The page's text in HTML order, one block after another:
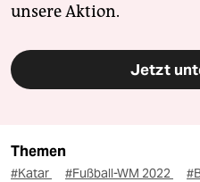
unsere Aktion.
Jetzt
Themen
#Katar #Fußball-WM 2022